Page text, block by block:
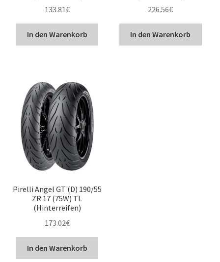
133.81€
In den Warenkorb
226.56€
In den Warenkorb
Pirelli Angel GT (D) 190/55
ZR 17 (75W) TL
(Hinterreifen)
173.02€
In den Warenkorb